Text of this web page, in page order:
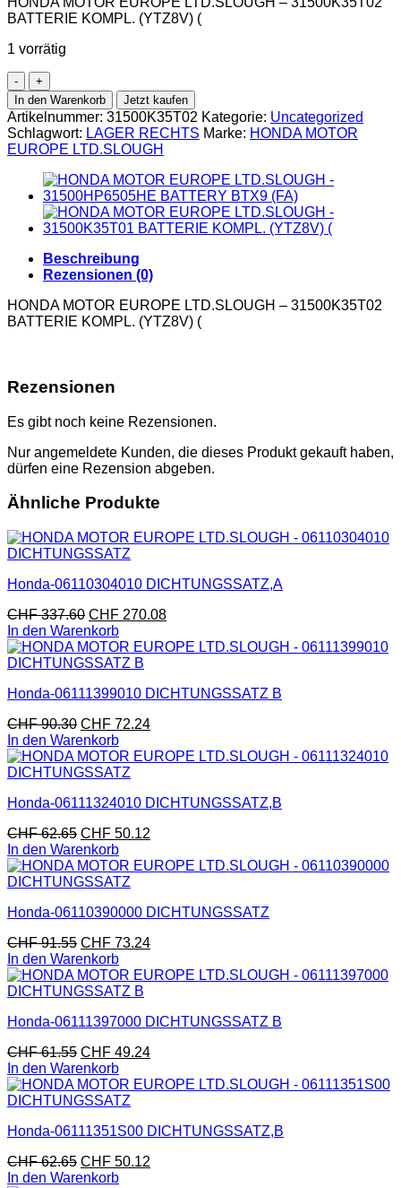
BATTERIE KOMPL. (YTZ8V) (
1 vorrätig
In den Warenkorb Jetzt kaufen
Artikelnummer: 31500K35T02 Kategorie: Uncategorized
Schlagwort: LAGER RECHTS Marke: HONDA MOTOR
EUROPE LTD.SLOUGH
Beschreibung
Rezensionen (0)
HONDA MOTOR EUROPE LTD.SLOUGH – 31500K35T02
BATTERIE KOMPL. (YTZ8V) (
Rezensionen
Es gibt noch keine Rezensionen.
Nur angemeldete Kunden, die dieses Produkt gekauft haben,
dürfen eine Rezension abgeben.
Ähnliche Produkte
Honda-06110304010 DICHTUNGSSATZ,A
CHF337.60 CHF 270.08
In den Warenkorb
Honda-06111399010 DICHTUNGSSATZ B
CHF90.30 CHF 72.24
In den Warenkorb
Honda-06111324010 DICHTUNGSSATZ,B
CHF62.65 CHF 50.12
In den Warenkorb
Honda-06110390000 DICHTUNGSSATZ
CHF91.55 CHF 73.24
In den Warenkorb
Honda-06111397000 DICHTUNGSSATZ B
CHF61.55 CHF 49.24
In den Warenkorb
Honda-06111351S00 DICHTUNGSSATZ,B
CHF62.65 CHF 50.12
In den Warenkorb